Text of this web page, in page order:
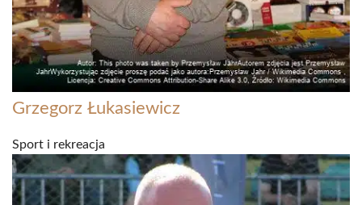
Grzegorz Łukasiewicz
Sport i rekreacja